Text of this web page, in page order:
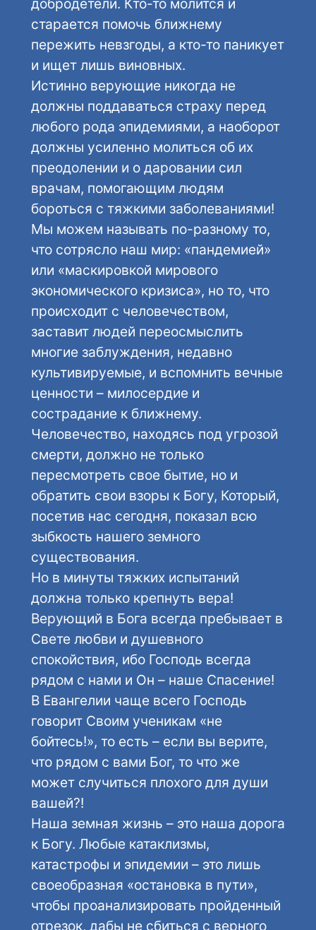
добродетели. Кто-то молится и
старается помочь ближнему
пережить невзгоды, а кто-то паникует
и ищет лишь виновных.
Истинно верующие никогда не
должны поддаваться страху перед
любого рода эпидемиями, а наоборот
должны усиленно молиться об их
преодолении и о даровании сил
врачам, помогающим людям
бороться с тяжкими заболеваниями!
Мы можем называть по-разному то,
что сотрясло наш мир: «пандемией»
или «маскировкой мирового
экономического кризиса», но то, что
происходит с человечеством,
заставит людей переосмыслить
многие заблуждения, недавно
культивируемые, и вспомнить вечные
ценности – милосердие и
сострадание к ближнему.
Человечество, находясь под угрозой
смерти, должно не только
пересмотреть свое бытие, но и
обратить свои взоры к Богу, Который,
посетив нас сегодня, показал всю
зыбкость нашего земного
существования.
Но в минуты тяжких испытаний
должна только крепнуть вера!
Верующий в Бога всегда пребывает в
Свете любви и душевного
спокойствия, ибо Господь всегда
рядом с нами и Он – наше Спасение!
В Евангелии чаще всего Господь
говорит Своим ученикам «не
бойтесь!», то есть – если вы верите,
что рядом с вами Бог, то что же
может случиться плохого для души
вашей?!
Наша земная жизнь – это наша дорога
к Богу. Любые катаклизмы,
катастрофы и эпидемии – это лишь
своеобразная «остановка в пути»,
чтобы проанализировать пройденный
отрезок, дабы не сбиться с верного